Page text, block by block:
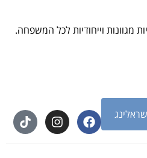
מגוונות וייחודיות לכל המשפחה.